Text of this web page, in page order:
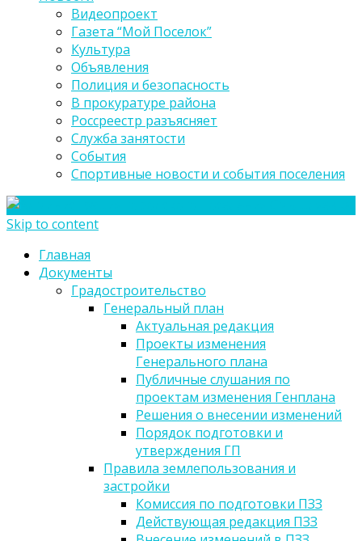
Видеопроект
Газета “Мой Поселок”
Культура
Объявления
Полиция и безопасность
В прокуратуре района
Россреестр разъясняет
Служба занятости
События
Спортивные новости и события поселения
Skip to content
Главная
Документы
Градостроительство
Генеральный план
Актуальная редакция
Проекты изменения
Генерального плана
Публичные слушания по
проектам изменения Генплана
Решения о внесении изменений
Порядок подготовки и
утверждения ГП
Правила землепользования и
застройки
Комиссия по подготовки ПЗЗ
Действующая редакция ПЗЗ